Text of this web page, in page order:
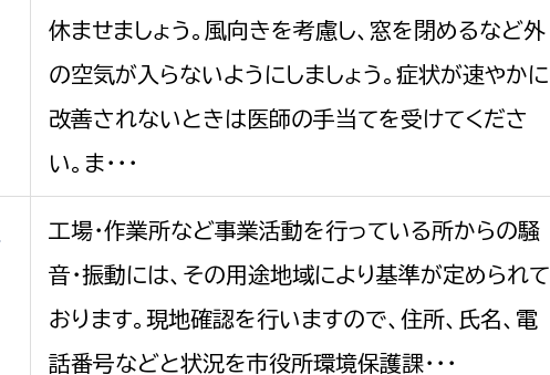
休ませましょう。風向きを考慮し、窓を閉めるなど外
の空気が入らないようにしましょう。症状が速やかに
改善されないときは医師の手当てを受けてくださ
い。ま・・・
工場・作業所など事業活動を行っている所からの騒
音・振動には、その用途地域により基準が定められて
おります。現地確認を行いますので、住所、氏名、電
話番号などと状況を市役所環境保護課・・・